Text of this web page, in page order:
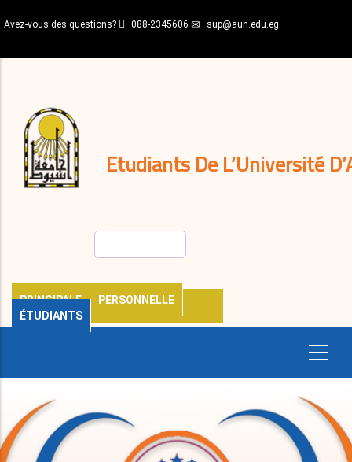
au
principal
Avez-vous des questions? 088-2345606 sup@aun.edu.eg
Etudiants De L’Université
PRINCIPALE
PERSONNELLE
ÉTUDIANTS
décisions
Expatriés
Journal